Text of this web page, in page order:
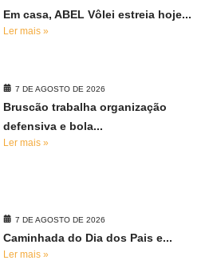
Em casa, ABEL Vôlei estreia hoje...
Ler mais »
7 DE AGOSTO DE 2026
Bruscão trabalha organização
defensiva e bola...
Ler mais »
7 DE AGOSTO DE 2026
Caminhada do Dia dos Pais e...
Ler mais »